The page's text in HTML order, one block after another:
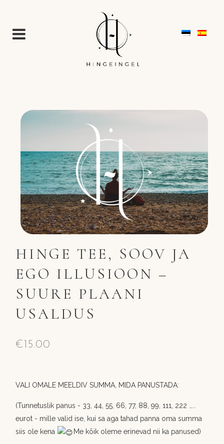
HINGE TEE, SOOV JA
EGO ILLUSIOON –
SUURE PLAANI
USALDUS
€ 15.00
VALI OMALE MEELDIV SUMMA, MIDA PANUSTADA:
(Tunnetuslik panus - 33, 44, 55, 66, 77, 88, 99, 111, 222 …..
eurot - mille valid ise, kui sa aga tahad panna oma summa
siis ole kena
Me kõik oleme erinevad nii ka panused)